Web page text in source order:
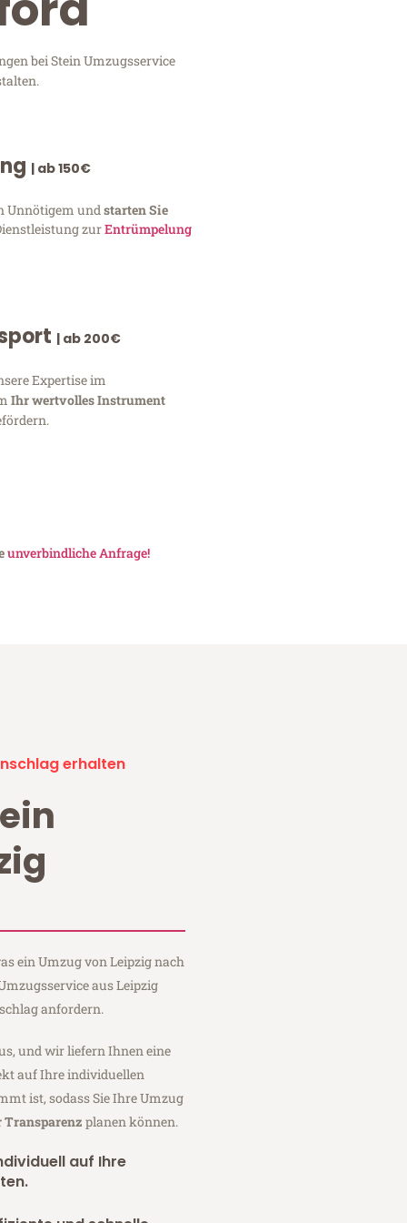
bei Stein Umzugsservice
| ab 150€
Unnötigem und starten Sie
zurEntrümpelung
| ab 200€
Expertise im
Ihr wertvolles Instrument
unverbindliche Anfrage!
erhalten
ein Umzug von Leipzig nach
aus Leipzig
anfordern.
und wir liefern Ihnen eine
auf Ihre individuellen
ist, sodass Sie Ihre Umzug
Transparenz planen können.
auf Ihre